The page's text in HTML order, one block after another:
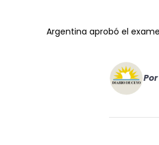
Argentina aprobó el
Por